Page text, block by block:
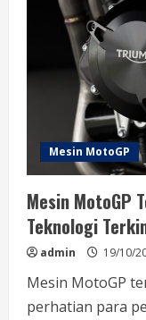
Mesin MotoGP
Mesin MotoGP
Teknologi
admin 19/10/
Mesin MotoGP
perhatian para